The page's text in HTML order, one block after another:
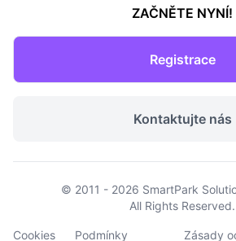
ZAČNĚTE NYNÍ!
Registrace
Kontaktujte nás
© 2011 - 2026 SmartPark
All Rights Reserved.
Cookies Podmínky Zásady